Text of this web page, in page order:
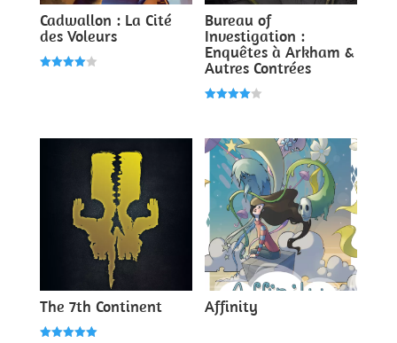
Cadwallon : La Cité
des Voleurs
Bureau of
Investigation :
Enquêtes à Arkham &
Autres Contrées
The 7th Continent Affinity